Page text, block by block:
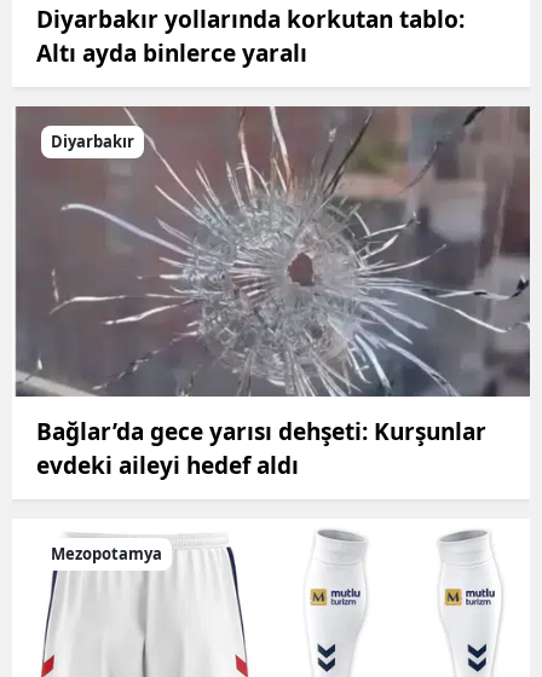
Diyarbakır yollarında korkutan tablo:
Altı ayda binlerce yaralı
Diyarbakır
Bağlar’da gece yarısı dehşeti: Kurşunlar
evdeki aileyi hedef aldı
Mezopotamya